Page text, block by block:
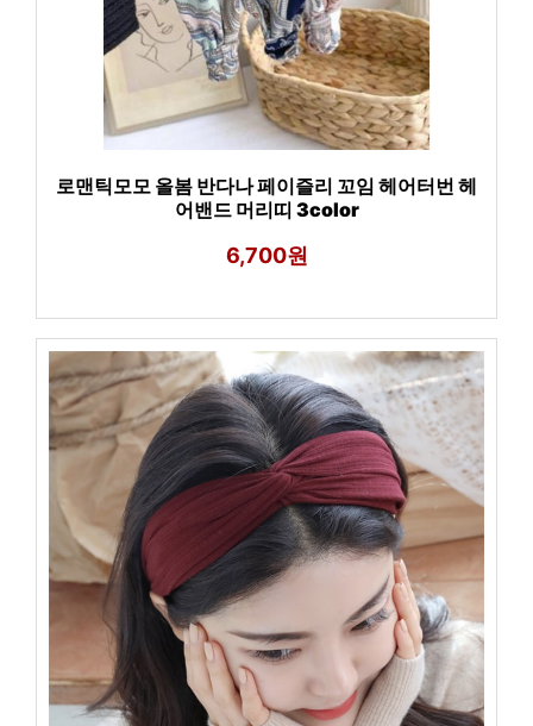
로맨틱모모 올봄 반다나 페이즐리 꼬임 헤어터번 헤
어밴드 머리띠 3color
6,700원